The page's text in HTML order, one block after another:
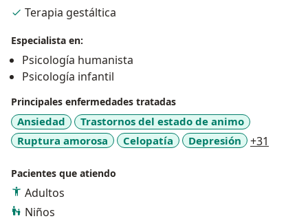
Terapia gestáltica
Especialista en:
Psicología humanista
Psicología infantil
Principales enfermedades tratadas
Ansiedad
Trastornos del estado de animo
Ruptura amorosa
Celopatía Depresión +31
Pacientes que atiendo
Adultos
Niños